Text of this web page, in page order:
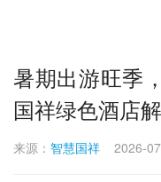
暑期出游旺季
国祥绿色酒店
来源： 智慧国祥 2026-